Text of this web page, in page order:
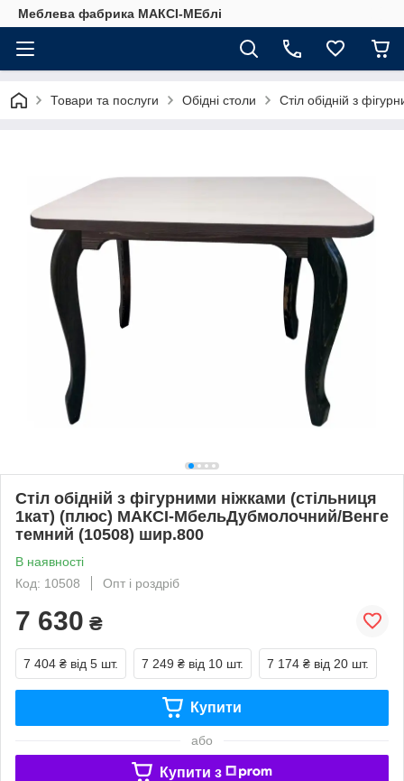
Меблева фабрика МАКСІ-МЕблі
Товари та послуги Обідні столи Стіл обідній з
Стіл обідній з фігурними ніжками (стільниця
1кат) (плюс) МАКСІ-МбельДубмолочний/Венге
темний (10508) шир.800
В наявності
Код: 10508
Опт і роздріб
7 630 ₴
7 404 ₴ від 5 шт. 7 249 ₴ від 10 шт. 7 174 ₴ від 20 шт.
Купити
або
Купити з